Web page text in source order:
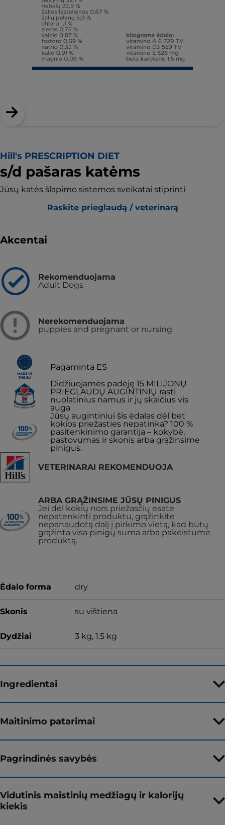
Hill's PRESCRIPTION DIET
s/d pašaras katėms
Jūsų katės šlapimo sistemos sveikatai stiprinti
Raskite prieglaudą / veterinarą
Akcentai
Rekomenduojama
Adult Dogs
Nerekomenduojama
puppies and pregnant or nursing
Pagaminta ES
Didžiuojamės padėję 15 MILIJONŲ
PRIEGLAUDŲ AUGINTINIŲ rasti
nuolatinius namus ir jų skaičius vis
auga
Jūsų augintiniui šis ėdalas dėl bet
kokios priežasties nepatinka? 100 %
pasitenkinimo garantija – kokybė,
pastovumas ir skonis arba grąžinsime
pinigus.
VETERINARAI REKOMENDUOJA
ARBA GRĄŽINSIME JŪSŲ PINIGUS
Jei dėl kokių nors priežasčių esate
nepatenkinti produktu, grąžinkite
nepanaudotą dalį į pirkimo vietą, kad būtų
grąžinta visa pinigų suma arba pakeistume
produktą.
Ėdalo forma dry
Skonis su vištiena
Dydžiai 3 kg, 1.5 kg
Ingredientai
Maitinimo patarimai
Pagrindinės savybės
Vidutinis maistinių medžiagų ir kalorijų
kiekis